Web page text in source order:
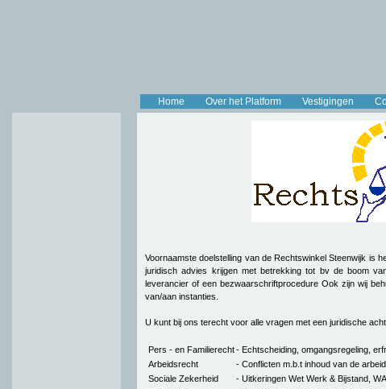
Home Over het Platform Vestigingen
Voornaamste doelstelling van de Rechtswinkel Steenwijk is
juridisch advies krijgen met betrekking tot bv de boom
leverancier of een bezwaarschriftprocedure Ook zijn wij
van/aan instanties.
U kunt bij ons terecht voor alle vragen met een juridische
Pers - en Familierecht - Echtscheiding, omgangsregeling,
Arbeidsrecht
- Conflicten m.b.t inhoud van de
Sociale Zekerheid
- Uitkeringen Wet Werk & Bijstand,